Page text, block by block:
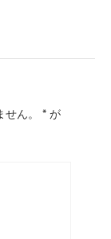
ん。 * が